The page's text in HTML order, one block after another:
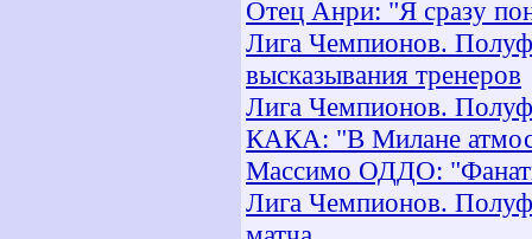
Отец Анри: "Я сразу
Лига Чемпионов.
высказывания тренеров
Лига Чемпионов.
КАКА: "В Милане
Массимо ОДДО:
Лига Чемпионов.